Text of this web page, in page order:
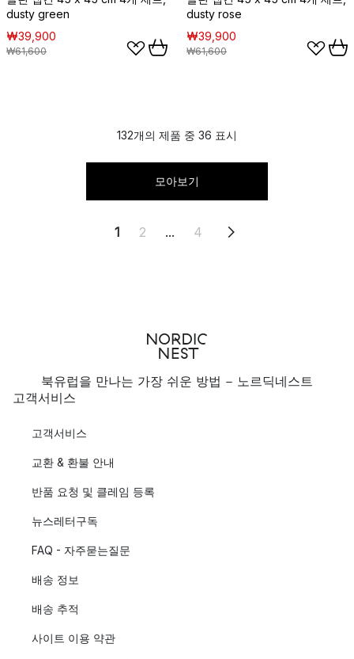
dusty green
₩39,900
₩61,600
dusty rose
₩39,900
₩61,600
132개의 제품 중 36 표시
모아보기
1 2 ... 4
북유럽을 만나는 가장 쉬운 방법 - 노르딕네스트
고객서비스
고객서비스
교환 & 환불 안내
반품 요청 및 클레임 등록
뉴스레터구독
FAQ - 자주묻는질문
배송 정보
배송 추적
사이트 이용 약관